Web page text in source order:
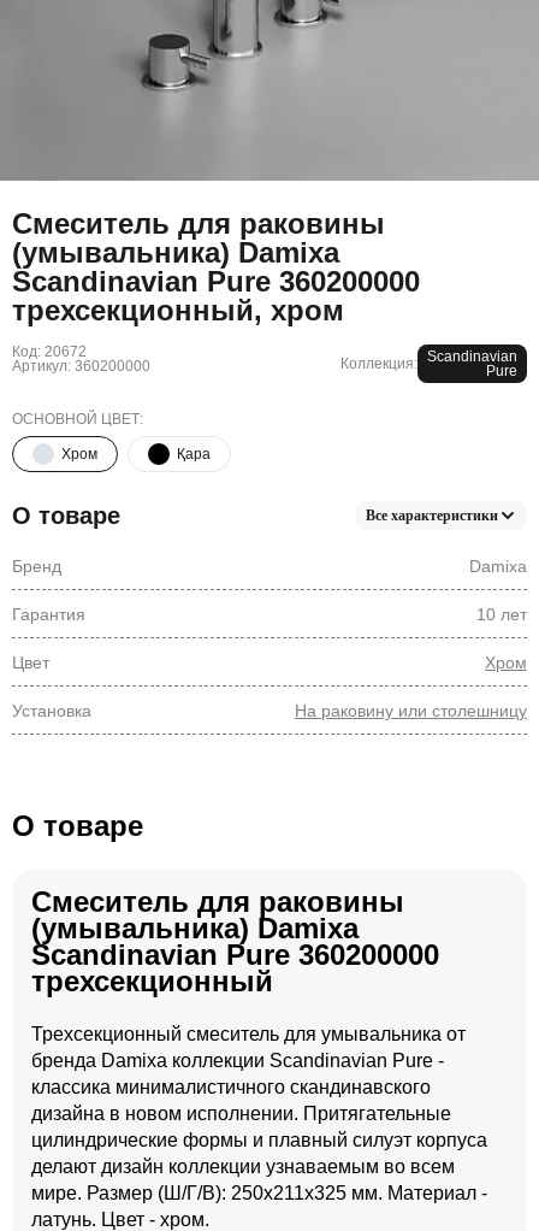
Смеситель для раковины
(умывальника) Damixa
Scandinavian Pure 360200000
трехсекционный, хром
Код: 20672
Артикул: 360200000
Коллекция: Scandinavian
Pure
ОСНОВНОЙ ЦВЕТ:
Хром Қара
О товаре Все характеристики
Бренд Damixa
Гарантия 10 лет
Цвет Хром
Установка На раковину или столешницу
О товаре
Смеситель для раковины
(умывальника) Damixa
Scandinavian Pure 360200000
трехсекционный
Трехсекционный смеситель для умывальника от
бренда Damixa коллекции Scandinavian Pure -
классика минималистичного скандинавского
дизайна в новом исполнении. Притягательные
цилиндрические формы и плавный силуэт корпуса
делают дизайн коллекции узнаваемым во всем
мире. Размер (Ш/Г/В): 250x211x325 мм. Материал -
латунь. Цвет - хром.